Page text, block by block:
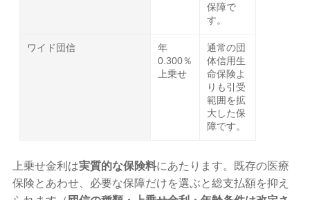
保障で
す。
ワイド団信
年
0.300％
上乗せ
通常の団
体信用生
命保険よ
りも引受
範囲を拡
大した保
障です。
上乗せ金利は実質的な保険料にあたります。既存の医療
保険とあわせ、必要な保障だけを選ぶと総支払額を抑え